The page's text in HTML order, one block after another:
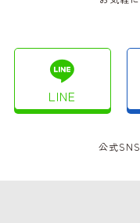
LINE
公式